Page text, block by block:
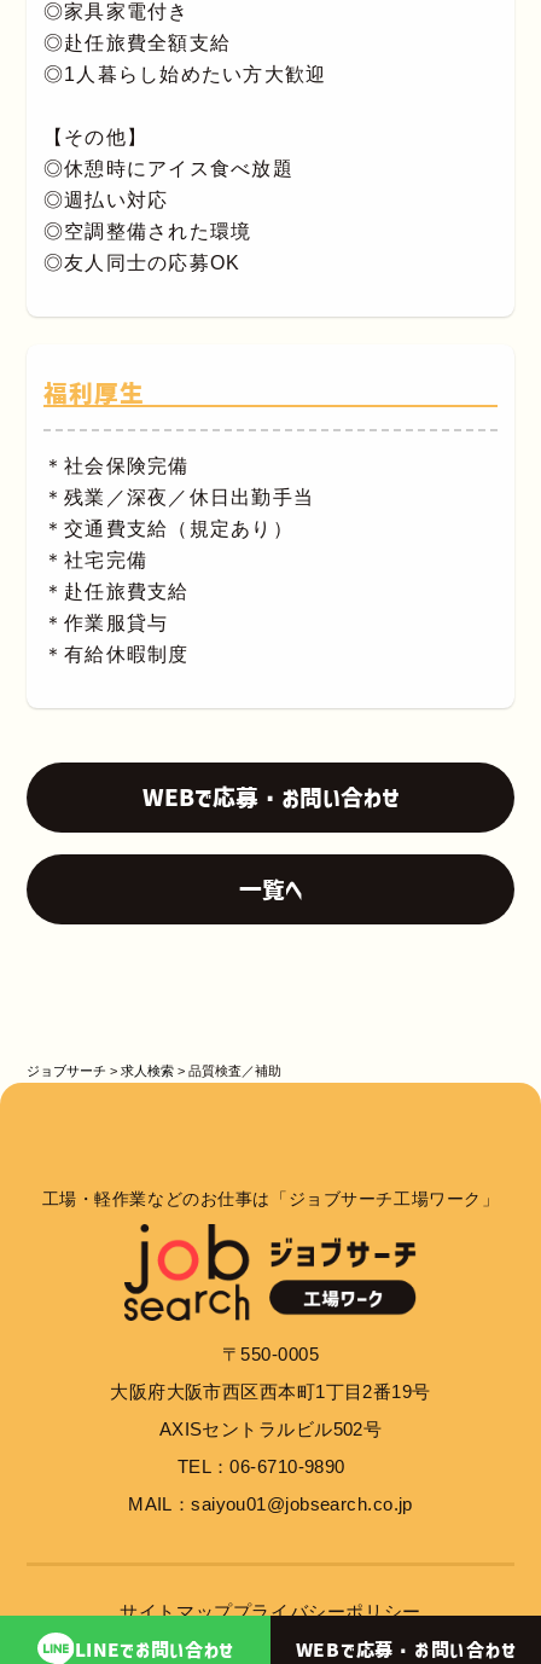
LINEで お問い合わせ
◎家具家電付き
◎赴任旅費全額支給
◎1人暮らし始めたい方大歓迎
【その他】
◎休憩時にアイス食べ放題
◎週払い対応
◎空調整備された環境
◎友人同士の応募OK
福利厚生
＊社会保険完備
＊残業／深夜／休日出勤手当
＊交通費支給（規定あり）
＊社宅完備
＊赴任旅費支給
＊作業服貸与
＊有給休暇制度
WEBで応募・ お問い合わせ
WEBで応募・お問い合わせ
一覧へ
ジョブサーチ >求人検索 >品質検査／補助
工場・軽作業などのお仕事は「ジョブサーチ工場ワーク」
〒550-0005
大阪府大阪市西区西本町1丁目2番19号
AXISセントラルビル502号
TEL：06-6710-9890
MAIL：saiyou01@jobsearch.co.jp
© 2023 job search inc.
サイトマッププライバシーポリシー